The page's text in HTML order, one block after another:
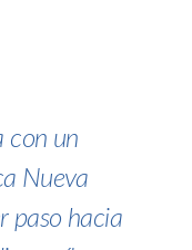
con un
Nueva
paso hacia